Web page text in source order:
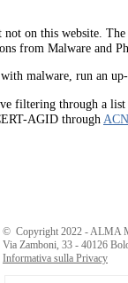
on this website.
from Malware and
malware, run an
filtering through a
AGID through
© Copyright 2022 - ALMA
Via Zamboni, 33 - 40126
Informativa sulla Privacy